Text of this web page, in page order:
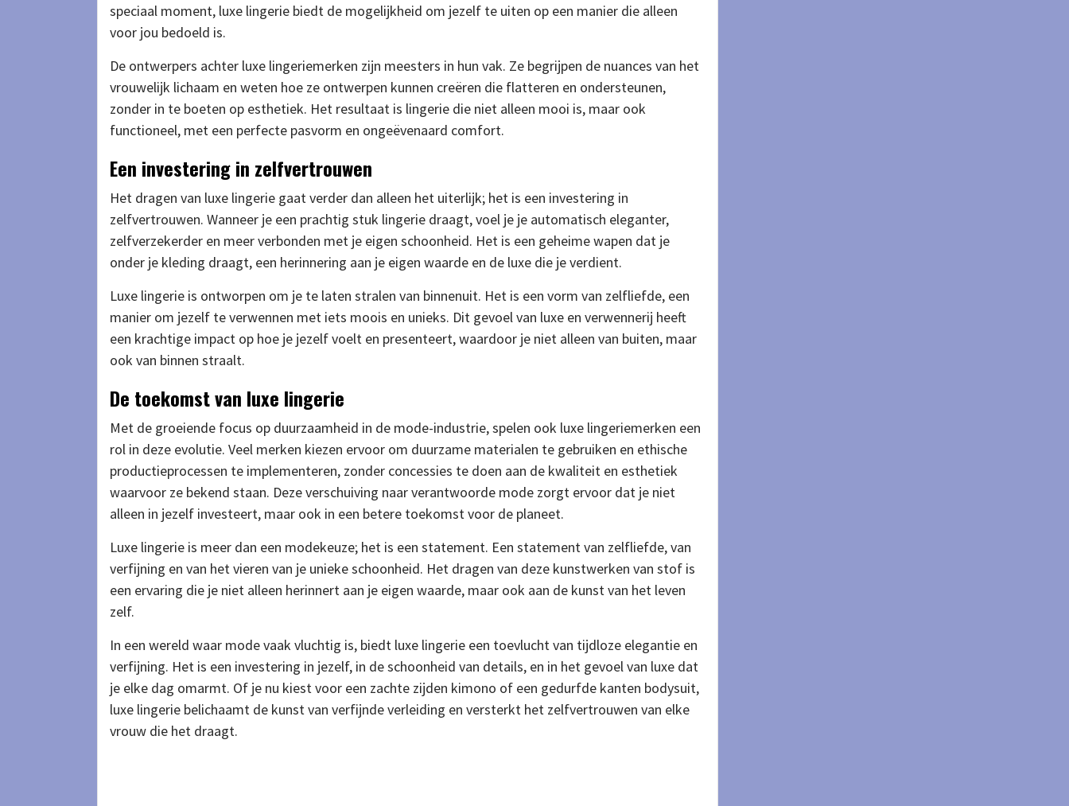
speciaal moment, luxe lingerie biedt de mogelijkheid om jezelf te uiten op een manier die alleen
voor jou bedoeld is.
De ontwerpers achter luxe lingeriemerken zijn meesters in hun vak. Ze begrijpen de nuances van het
vrouwelijk lichaam en weten hoe ze ontwerpen kunnen creëren die flatteren en ondersteunen,
zonder in te boeten op esthetiek. Het resultaat is lingerie die niet alleen mooi is, maar ook
functioneel, met een perfecte pasvorm en ongeëvenaard comfort.
Een investering in zelfvertrouwen
Het dragen van luxe lingerie gaat verder dan alleen het uiterlijk; het is een investering in
zelfvertrouwen. Wanneer je een prachtig stuk lingerie draagt, voel je je automatisch eleganter,
zelfverzekerder en meer verbonden met je eigen schoonheid. Het is een geheime wapen dat je
onder je kleding draagt, een herinnering aan je eigen waarde en de luxe die je verdient.
Luxe lingerie is ontworpen om je te laten stralen van binnenuit. Het is een vorm van zelfliefde, een
manier om jezelf te verwennen met iets moois en unieks. Dit gevoel van luxe en verwennerij heeft
een krachtige impact op hoe je jezelf voelt en presenteert, waardoor je niet alleen van buiten, maar
ook van binnen straalt.
De toekomst van luxe lingerie
Met de groeiende focus op duurzaamheid in de mode-industrie, spelen ook luxe lingeriemerken een
rol in deze evolutie. Veel merken kiezen ervoor om duurzame materialen te gebruiken en ethische
productieprocessen te implementeren, zonder concessies te doen aan de kwaliteit en esthetiek
waarvoor ze bekend staan. Deze verschuiving naar verantwoorde mode zorgt ervoor dat je niet
alleen in jezelf investeert, maar ook in een betere toekomst voor de planeet.
Luxe lingerie is meer dan een modekeuze; het is een statement. Een statement van zelfliefde, van
verfijning en van het vieren van je unieke schoonheid. Het dragen van deze kunstwerken van stof is
een ervaring die je niet alleen herinnert aan je eigen waarde, maar ook aan de kunst van het leven
zelf.
In een wereld waar mode vaak vluchtig is, biedt luxe lingerie een toevlucht van tijdloze elegantie en
verfijning. Het is een investering in jezelf, in de schoonheid van details, en in het gevoel van luxe dat
je elke dag omarmt. Of je nu kiest voor een zachte zijden kimono of een gedurfde kanten bodysuit,
luxe lingerie belichaamt de kunst van verfijnde verleiding en versterkt het zelfvertrouwen van elke
vrouw die het draagt.